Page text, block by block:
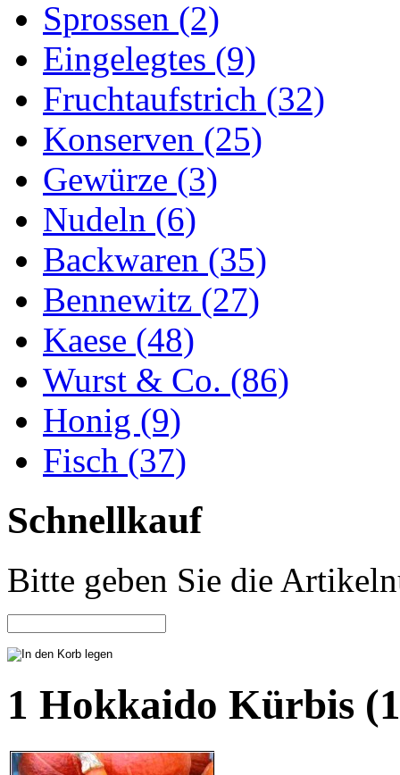
Sprossen (2)
Eingelegtes (9)
Fruchtaufstrich (32)
Konserven (25)
Gewürze (3)
Nudeln (6)
Backwaren (35)
Bennewitz (27)
Kaese (48)
Wurst & Co. (86)
Honig (9)
Fisch (37)
Schnellkauf
Bitte geben Sie die
1 Hokkaido Kürbis